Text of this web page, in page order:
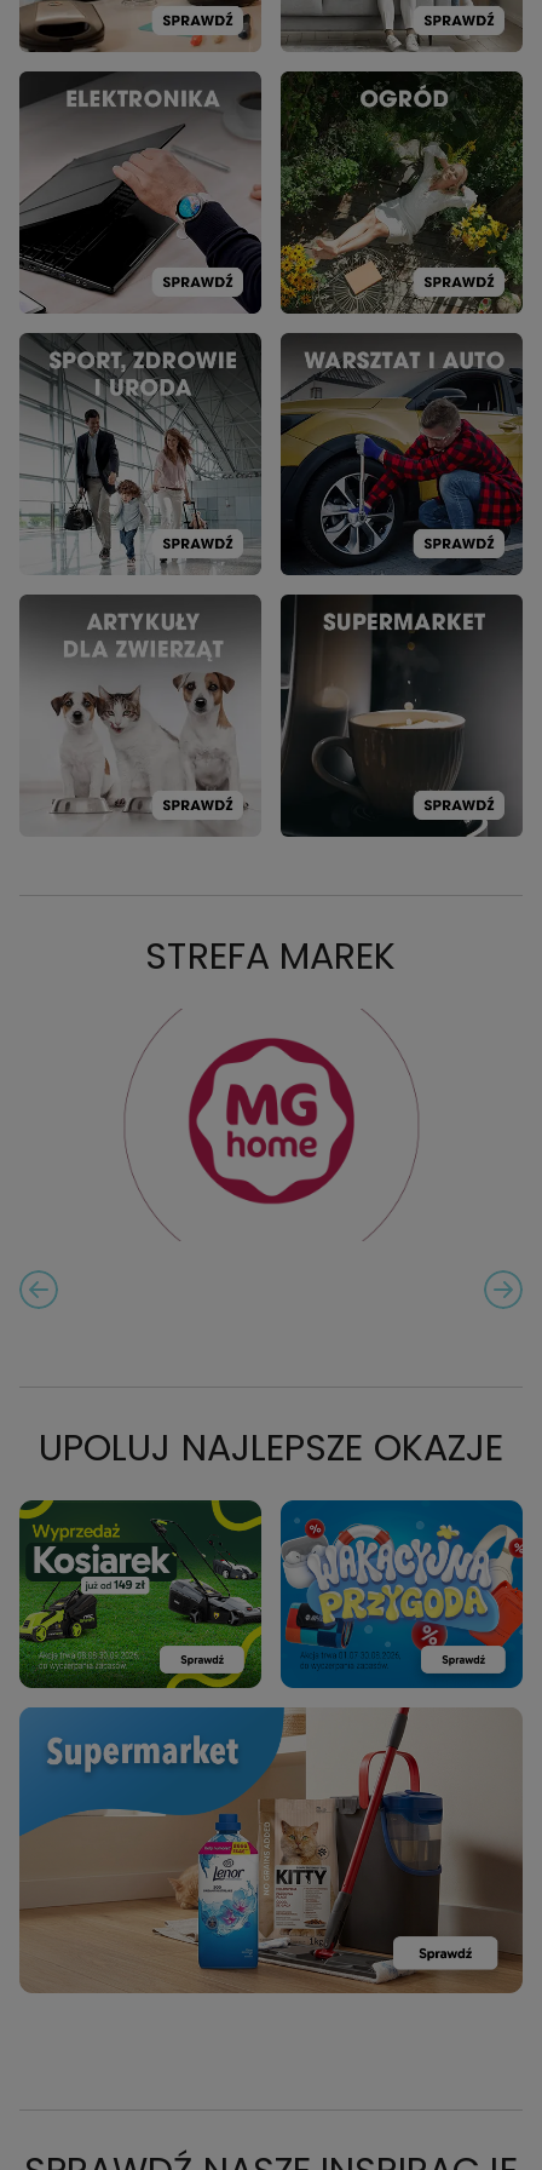
STREFA MAREK
CAROUSEL NAVIGATION
PREVIOUS SLIDE
UPOLUJ NAJLEPSZE OKAZJE